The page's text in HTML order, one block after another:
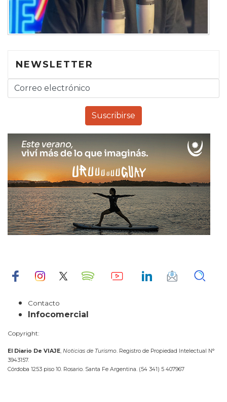
NEWSLETTER
Contacto
Infocomercial
Copyright:
El Diario De VIAJE, Noticias de Turismo. Registro de Propiedad Intelectual N°
3943157.
Córdoba 1253 piso 10. Rosario. Santa Fe Argentina. (54 341) 5 407967